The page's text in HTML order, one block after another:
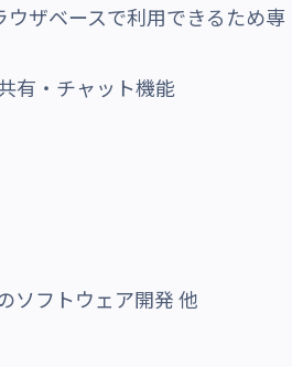
ザベースで利用できるため専
有・チャット機能
ソフトウェア開発 他